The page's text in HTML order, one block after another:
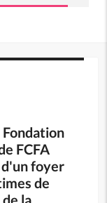
FCFA
foyer
de
la